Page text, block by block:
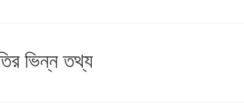
ভিন্ন তথ্য